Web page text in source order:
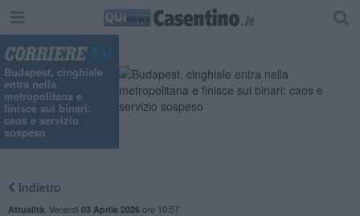
Budapest, cinghiale
entra nella
metropolitana e
finisce sui binari:
caos e servizio
sospeso
Indietro
Attualità Venerdì 03 Aprile 2026ore 10:57